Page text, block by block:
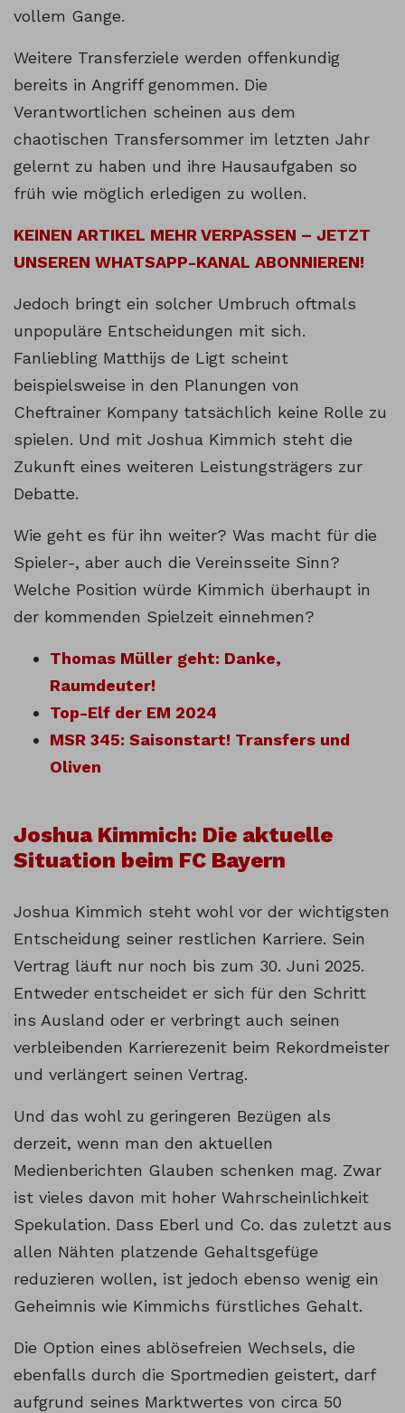
vollem Gange.
Weitere Transferziele werden offenkundig
bereits in Angriff genommen. Die
Verantwortlichen scheinen aus dem
chaotischen Transfersommer im letzten Jahr
gelernt zu haben und ihre Hausaufgaben so
früh wie möglich erledigen zu wollen.
KEINEN ARTIKEL MEHR VERPASSEN – JETZT
UNSEREN WHATSAPP-KANAL ABONNIEREN!
Jedoch bringt ein solcher Umbruch oftmals
unpopuläre Entscheidungen mit sich.
Fanliebling Matthijs de Ligt scheint
beispielsweise in den Planungen von
Cheftrainer Kompany tatsächlich keine Rolle zu
spielen. Und mit Joshua Kimmich steht die
Zukunft eines weiteren Leistungsträgers zur
Debatte.
Wie geht es für ihn weiter? Was macht für die
Spieler-, aber auch die Vereinsseite Sinn?
Welche Position würde Kimmich überhaupt in
der kommenden Spielzeit einnehmen?
Thomas Müller geht: Danke,
Raumdeuter!
Top-Elf der EM 2024
MSR 345: Saisonstart! Transfers und
Oliven
Joshua Kimmich: Die aktuelle
Situation beim FC Bayern
Joshua Kimmich steht wohl vor der wichtigsten
Entscheidung seiner restlichen Karriere. Sein
Vertrag läuft nur noch bis zum 30. Juni 2025.
Entweder entscheidet er sich für den Schritt
ins Ausland oder er verbringt auch seinen
verbleibenden Karrierezenit beim Rekordmeister
und verlängert seinen Vertrag.
Und das wohl zu geringeren Bezügen als
derzeit, wenn man den aktuellen
Medienberichten Glauben schenken mag. Zwar
ist vieles davon mit hoher Wahrscheinlichkeit
Spekulation. Dass Eberl und Co. das zuletzt aus
allen Nähten platzende Gehaltsgefüge
reduzieren wollen, ist jedoch ebenso wenig ein
Geheimnis wie Kimmichs fürstliches Gehalt.
Die Option eines ablösefreien Wechsels, die
ebenfalls durch die Sportmedien geistert, darf
aufgrund seines Marktwertes von circa 50